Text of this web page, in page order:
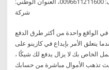
شركة
الواقع واحدة من أكثر طرق الدفع
يتعلق الأمر بإيداع في كازينو على
الخاص بك لا يزال يدفع لك شيكًا ،
تذهب الأموال مباشرة من حسابك